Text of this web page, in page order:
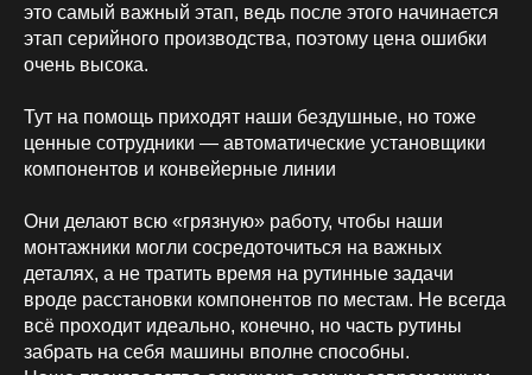
это самый важный этап, ведь после этого начинается
этап серийного производства, поэтому цена ошибки
очень высока.
Тут на помощь приходят наши бездушные, но тоже
ценные сотрудники — автоматические установщики
компонентов и конвейерные линии
Они делают всю «грязную» работу, чтобы наши
монтажники могли сосредоточиться на важных
деталях, а не тратить время на рутинные задачи
вроде расстановки компонентов по местам. Не всегда
всё проходит идеально, конечно, но часть рутины
забрать на себя машины вполне способны.